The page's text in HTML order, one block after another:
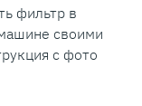
фильтр в
своими
с фото